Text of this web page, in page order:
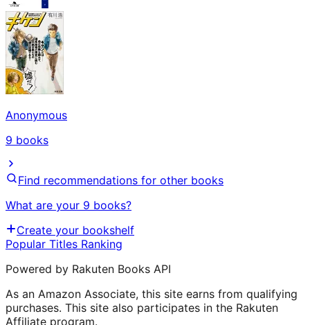
Anonymous
9 books
Find recommendations for other books
What are your 9 books?
Create your bookshelf
Popular Titles Ranking
Powered by Rakuten Books API
As an Amazon Associate, this site earns from qualifying
purchases. This site also participates in the Rakuten
Affiliate program.